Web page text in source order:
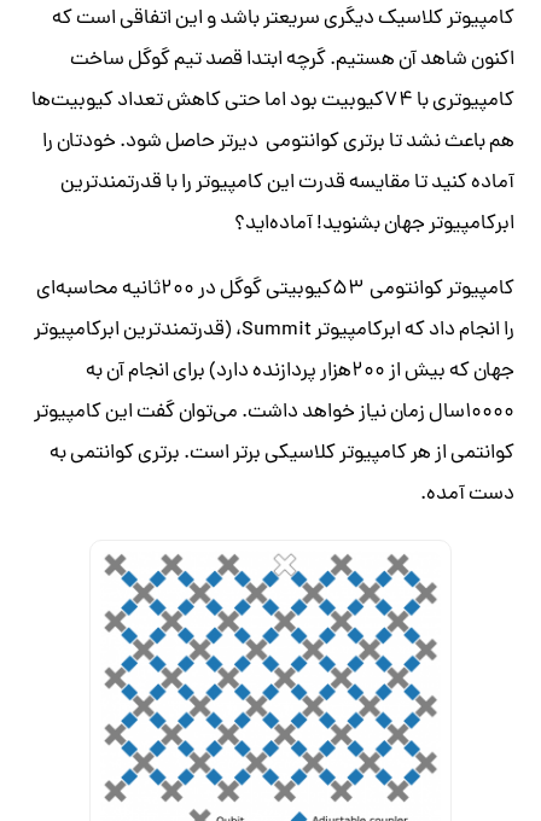
کامپیوتر کلاسیک دیگری سریعتر باشد و این اتفاقی است که
اکنون شاهد آن هستیم. گرچه ابتدا قصد تیم گوگل ساخت
کامپیوتری با ۷۴کیوبیت بود اما حتی کاهش تعداد کیوبیت‌ها
هم باعث نشد تا برتری کوانتومی دیرتر حاصل شود. خودتان را
آماده کنید تا مقایسه قدرت این کامپیوتر را با قدرتمندترین
ابرکامپیوتر جهان بشنوید! آماده‌اید؟
کامپیوتر کوانتومی ۵۳کیوبیتی گوگل در ۲۰۰ثانیه محاسبه‌ای
را انجام داد که ابرکامپیوتر Summit، (قدرتمندترین ابرکامپیوتر
جهان که بیش از ۲۰۰هزار پردازنده دارد) برای انجام آن به
۱۰۰۰۰سال زمان نیاز خواهد داشت. می‌توان گفت این کامپیوتر
کوانتمی از هر کامپیوتر کلاسیکی برتر است. برتری کوانتمی به
دست آمده.